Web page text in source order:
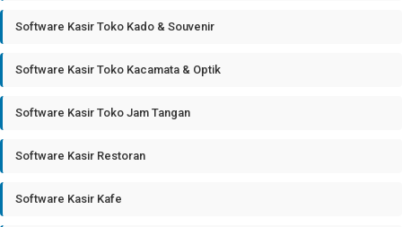
Software Kasir Toko Kado & Souvenir
Software Kasir Toko Kacamata & Optik
Software Kasir Toko Jam Tangan
Software Kasir Restoran
Software Kasir Kafe